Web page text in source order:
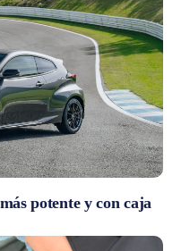
potente y con caja